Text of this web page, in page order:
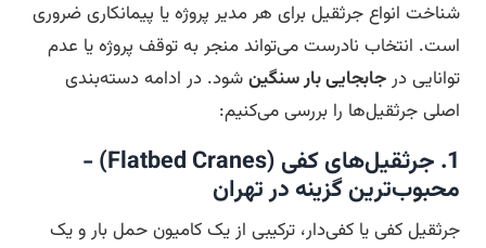
شناخت انواع جرثقیل برای هر مدیر پروژه یا پیمانکاری ضروری
است. انتخاب نادرست می‌تواند منجر به توقف پروژه یا عدم
توانایی در جابجایی بار سنگینشود. در ادامه دسته‌بندی
اصلی جرثقیل‌ها را بررسی می‌کنیم:
1. جرثقیل‌های کفی (Flatbed Cranes) -
محبوب‌ترین گزینه در تهران
جرثقیل کفی یا کفی‌دار، ترکیبی از یک کامیون حمل بار و یک